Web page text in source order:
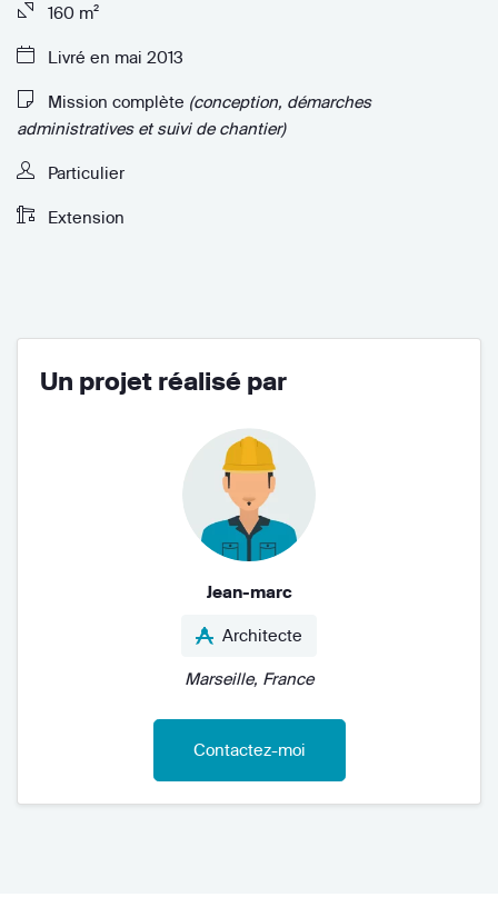
160 m²
Livré en mai 2013
Mission complète (conception, démarches
administratives et suivi de chantier)
Particulier
Extension
Un projet réalisé par
Jean-marc
Architecte
Marseille, France
Contactez-moi